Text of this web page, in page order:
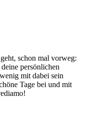
schon mal vorweg:
persönlichen
mit dabei sein
Tage bei und mit